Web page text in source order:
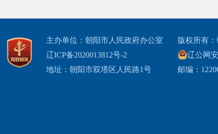
主办单位：朝阳市人民政府办公室
辽ICP备2020013812号-2
地址：朝阳市双塔区人民路1号
版权所有
辽公网
邮编：